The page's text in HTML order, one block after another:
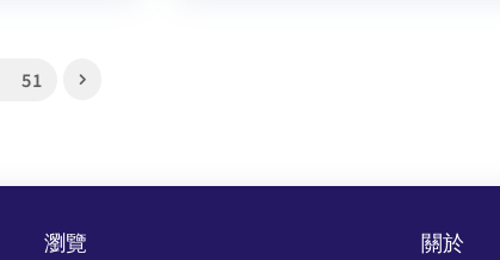
51
瀏覽
關於